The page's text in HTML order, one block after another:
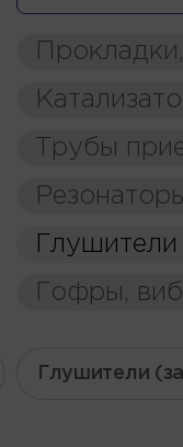
Трубы
Гофры,
Глушители